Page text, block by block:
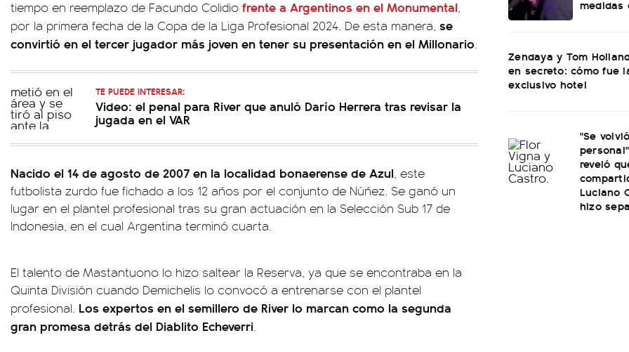
tiempo en reemplazo de Facundo Colidio frente a Argentinos en el Monumental,
por la primera fecha de la Copa de la Liga Profesional 2024. De esta manera, se
convirtió en el tercer jugador más joven en tener su presentación en el Millonario.
TE PUEDE INTERESAR:
Video: el penal para River que anuló Darío Herrera tras revisar la
jugada en el VAR
Nacido el 14 de agosto de 2007 en la localidad bonaerense de Azul, este
futbolista zurdo fue fichado a los 12 años por el conjunto de Núñez. Se ganó un
lugar en el plantel profesional tras su gran actuación en la Selección Sub 17 de
Indonesia, en el cual Argentina terminó cuarta.
El talento de Mastantuono lo hizo saltear la Reserva, ya que se encontraba en la
Quinta División cuando Demichelis lo convocó a entrenarse con el plantel
profesional. Los expertos en el semillero de River lo marcan como la segunda
gran promesa detrás del Diablito Echeverri.
medidas
Zendaya y Tom
en secreto: cómo fue
exclusivo hotel
"Se
reveló
Luciano
hizo